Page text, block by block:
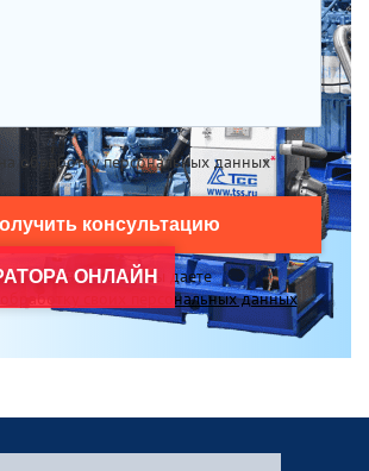
обработку персональных данных*
консультацию
на кнопку, вы даете
своих персональных данных
ОНЛАЙН